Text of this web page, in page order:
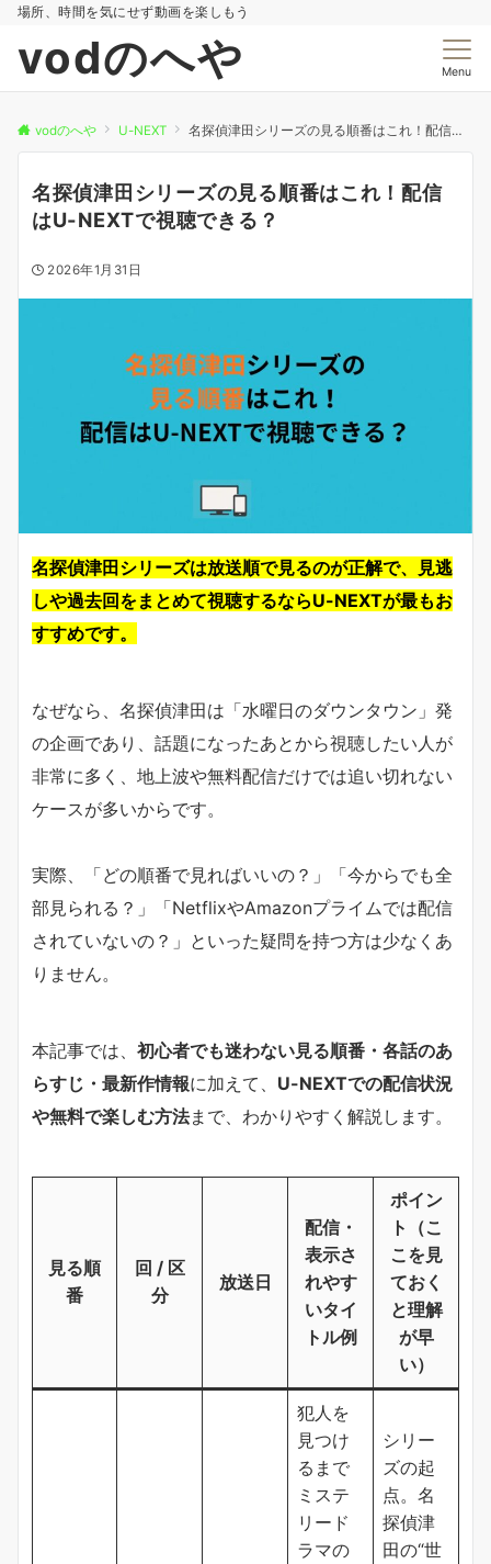
場所、時間を気にせず動画を楽しもう
vodのへや Menu
vodのへや U-NEXT 名探偵津田シリーズの見る順番はこれ！配信はU-NEXTで視聴できる？
名探偵津田シリーズの見る順番はこれ！配信
はU-NEXTで視聴できる？
2026年1月31日
名探偵津田シリーズは放送順で見るのが正解で、見逃
しや過去回をまとめて視聴するならU-NEXTが最もお
すすめです。
なぜなら、名探偵津田は「水曜日のダウンタウン」発
の企画であり、話題になったあとから視聴したい人が
非常に多く、地上波や無料配信だけでは追い切れない
ケースが多いからです。
実際、「どの順番で見ればいいの？」「今からでも全
部見られる？」「NetflixやAmazonプライムでは配信
されていないの？」といった疑問を持つ方は少なくあ
りません。
本記事では、 初心者でも迷わない見る順番・各話のあ
らすじ・最新作情報に加えて、 U-NEXTでの配信状況
や無料で楽しむ方法まで、わかりやすく解説します。
見る順
番
回 / 区
分
放送日
配信・
表示さ
れやす
いタイ
トル例
ポイン
ト（こ
こを見
ておく
と理解
が早
い）
犯人を
見つけ
るまで
ミステ
リード
ラマの
シリー
ズの起
点。名
探偵津
田の“世